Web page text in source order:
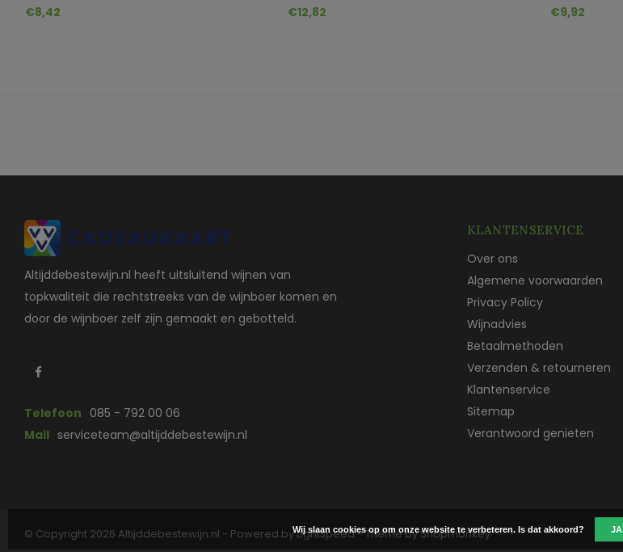
€8,42 €12,82 €9,92
Altijddebestewijn.nl heeft uitsluitend wijnen van
topkwaliteit die rechtstreeks van de wijnboer komen en
door de wijnboer zelf zijn gemaakt en gebotteld.
Telefoon 085 - 792 00 06
Mail serviceteam@altijddebestewijn.nl
KLANTENSERVICE
Over ons
Algemene voorwaarden
Privacy Policy
Wijnadvies
Betaalmethoden
Verzenden & retourneren
Klantenservice
Sitemap
Verantwoord genieten
© Copyright 2026 Altijddebestewijn.nl - Powered byLightspeed- Theme byShopmonkey
Wij slaan cookies op om onze website te verbeteren. Is dat akkoord? JA